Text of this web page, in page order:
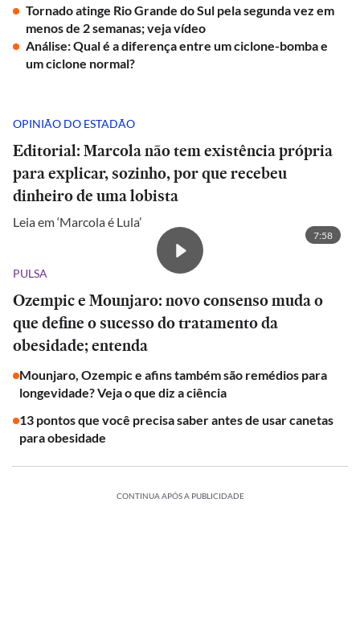
Tornado atinge Rio Grande do Sul pela segunda vez em
menos de 2 semanas; veja vídeo
Análise: Qual é a diferença entre um ciclone-bomba e
um ciclone normal?
OPINIÃO DO ESTADÃO
Editorial: Marcola não tem existência própria
para explicar, sozinho, por que recebeu
dinheiro de uma lobista
Leia em ‘Marcola é Lula’
7:58
PULSA
Ozempic e Mounjaro: novo consenso muda o
que define o sucesso do tratamento da
obesidade; entenda
Mounjaro, Ozempic e afins também são remédios para
longevidade? Veja o que diz a ciência
13 pontos que você precisa saber antes de usar canetas
para obesidade
CONTINUA APÓS A PUBLICIDADE